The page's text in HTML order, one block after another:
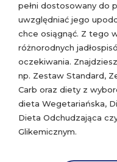
pełni dostosowany do
uwzględniać jego
chce osiągnąć. Z tego
różnorodnych
oczekiwania.
np. Zestaw Standard,
Carb oraz diety z
dieta Wegetariańska,
Dieta Odchudzająca
Glikemicznym.